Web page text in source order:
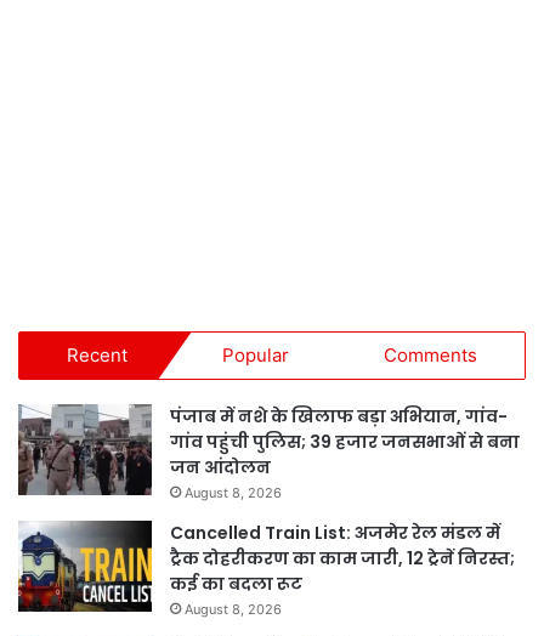
Recent Popular Comments
पंजाब में नशे के खिलाफ बड़ा अभियान, गांव-
गांव पहुंची पुलिस; 39 हजार जनसभाओं से बना
जन आंदोलन
August 8, 2026
Cancelled Train List: अजमेर रेल मंडल में
ट्रैक दोहरीकरण का काम जारी, 12 ट्रेनें निरस्त;
कई का बदला रूट
August 8, 2026